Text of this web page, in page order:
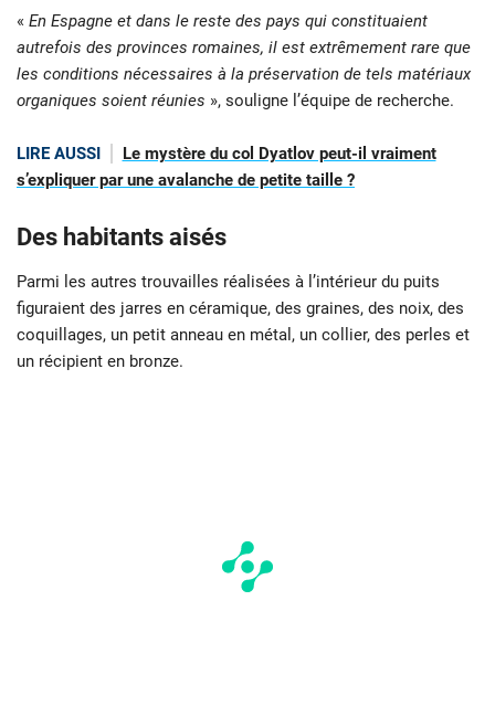
« En Espagne et dans le reste des pays qui constituaient
autrefois des provinces romaines, il est extrêmement rare que
les conditions nécessaires à la préservation de tels matériaux
organiques soient réunies », souligne l’équipe de recherche.
LIRE AUSSI
Le mystère du col Dyatlov peut-il vraiment
s’expliquer par une avalanche de petite taille ?
Des habitants aisés
Parmi les autres trouvailles réalisées à l’intérieur du puits
figuraient des jarres en céramique, des graines, des noix, des
coquillages, un petit anneau en métal, un collier, des perles et
un récipient en bronze.